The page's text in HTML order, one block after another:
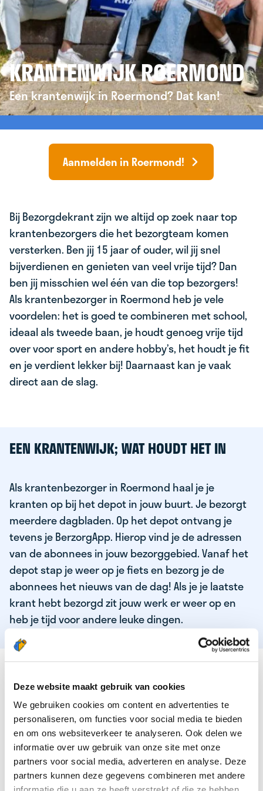
Deze website maakt gebruik van cookies
We gebruiken cookies om content en advertenties te
personaliseren, om functies voor social media te bieden
en om ons websiteverkeer te analyseren. Ook delen we
informatie over uw gebruik van onze site met onze
partners voor social media, adverteren en analyse. Deze
partners kunnen deze gegevens combineren met andere
KRANTENWIJK ROERMOND
Een krantenwijk in Roermond? Dat kan!
Aanmelden in Roermond!
Bij Bezorgdekrant zijn we altijd op zoek naar top
krantenbezorgers die het bezorgteam komen
versterken. Ben jij 15 jaar of ouder, wil jij snel
bijverdienen en genieten van veel vrije tijd? Dan
ben jij misschien wel één van die top bezorgers!
Als krantenbezorger in Roermond heb je vele
voordelen: het is goed te combineren met school,
ideaal als tweede baan, je houdt genoeg vrije tijd
over voor sport en andere hobby’s, het houdt je fit
en je verdient lekker bij! Daarnaast kan je vaak
direct aan de slag.
EEN KRANTENWIJK; WAT HOUDT HET IN
Als krantenbezorger in Roermond haal je je
kranten op bij het depot in jouw buurt. Je bezorgt
meerdere dagbladen. Op het depot ontvang je
tevens je BerzorgApp. Hierop vind je de adressen
van de abonnees in jouw bezorggebied. Vanaf het
depot stap je weer op je fiets en bezorg je de
abonnees het nieuws van de dag! Als je je laatste
krant hebt bezorgd zit jouw werk er weer op en
heb je tijd voor andere leuke dingen.
DEZE KWALITEITEN HEEFT ONZE TOP
KRANTENBEZORGER
Je bent verantwoordelijk en zelfstandig
Je houdt van lekker bewegen in de frisse lucht
Je houdt vooral van fijn werk dat lekker bijverdient!
Je wordt blij van het bezorgen van het laatste nieuws